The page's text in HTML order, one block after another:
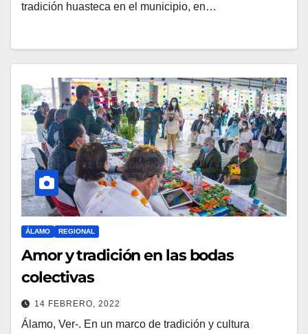
tradición huasteca en el municipio, en…
ÁLAMO REGIONAL
Amor y tradición en las bodas
colectivas
14 FEBRERO, 2022
Álamo, Ver-. En un marco de tradición y cultura